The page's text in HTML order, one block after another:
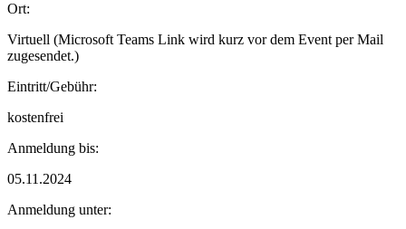
Ort:
Virtuell (Microsoft Teams Link wird kurz vor dem Event per Mail
zugesendet.)
Eintritt/Gebühr:
kostenfrei
Anmeldung bis:
05.11.2024
Anmeldung unter: